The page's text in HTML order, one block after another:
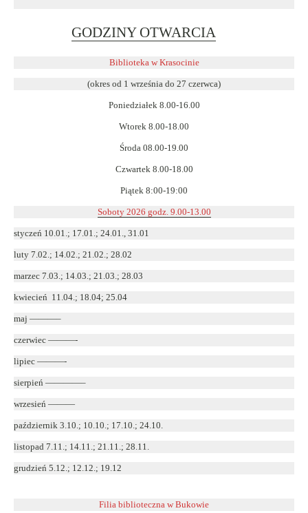
GODZINY OTWARCIA
w
Biblioteka w Krasocinie
(okres od 1 września do 27 czerwca)
Poniedziałek 8.00-16.00
Wtorek 8.00-18.00
Środa 08.00-19.00
Czwartek 8.00-18.00
Piątek 8:00-19:00
Soboty 2026 godz. 9.00-13.00
styczeń 10.01.; 17.01.; 24.01., 31.01
luty 7.02.; 14.02.; 21.02.; 28.02
marzec 7.03.; 14.03.; 21.03.; 28.03
kwiecień 11.04.; 18.04; 25.04
maj ———–
czerwiec ———-
lipiec ———-
sierpień ————–
wrzesień ———
październik 3.10.; 10.10.; 17.10.; 24.10.
listopad 7.11.; 14.11.; 21.11.; 28.11.
grudzień 5.12.; 12.12.; 19.12
Filia biblioteczna w Bukowie